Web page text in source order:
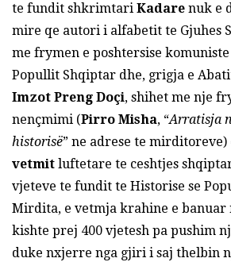
te fundit shkrimtari Kadare nuk e
mire qe autori i alfabetit te Gjuhes
me frymen e poshtersise
Popullit Shqiptar dhe, grigja e
Imzot Preng Doçi, shihet me nje
nençmimi (Pirro Misha, “Arratisja
historisë” ne adrese te mirditoreve)
vetmit luftetare te ceshtjes
vjeteve te fundit te Historise se
Mirdita, e vetmja krahine e banuar
kishte prej 400 vjetesh pa pushim
duke nxjerre nga gjiri i saj thelbin